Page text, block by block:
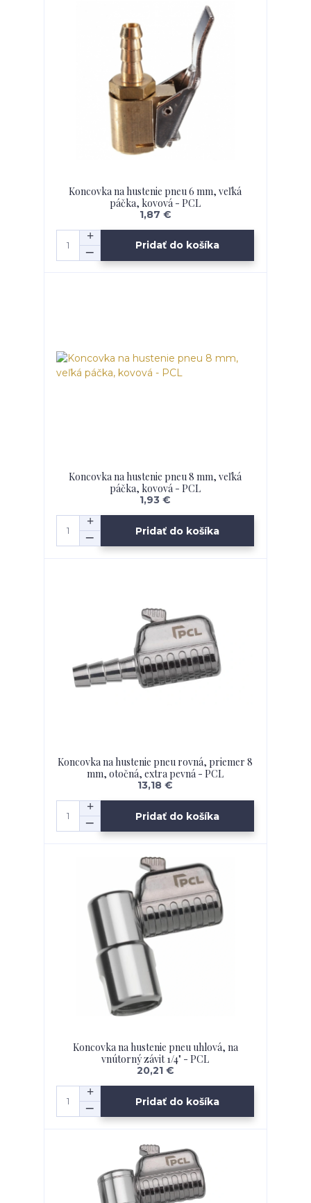
Koncovka na hustenie pneu 6 mm, veľká
páčka, kovová - PCL
1,87 €
Pridať do košíka
Koncovka na hustenie pneu 8 mm, veľká
páčka, kovová - PCL
1,93 €
Pridať do košíka
Koncovka na hustenie pneu rovná, priemer 8
mm, otočná, extra pevná - PCL
13,18 €
Pridať do košíka
Koncovka na hustenie pneu uhlová, na
vnútorný závit 1/4" - PCL
20,21 €
Pridať do košíka